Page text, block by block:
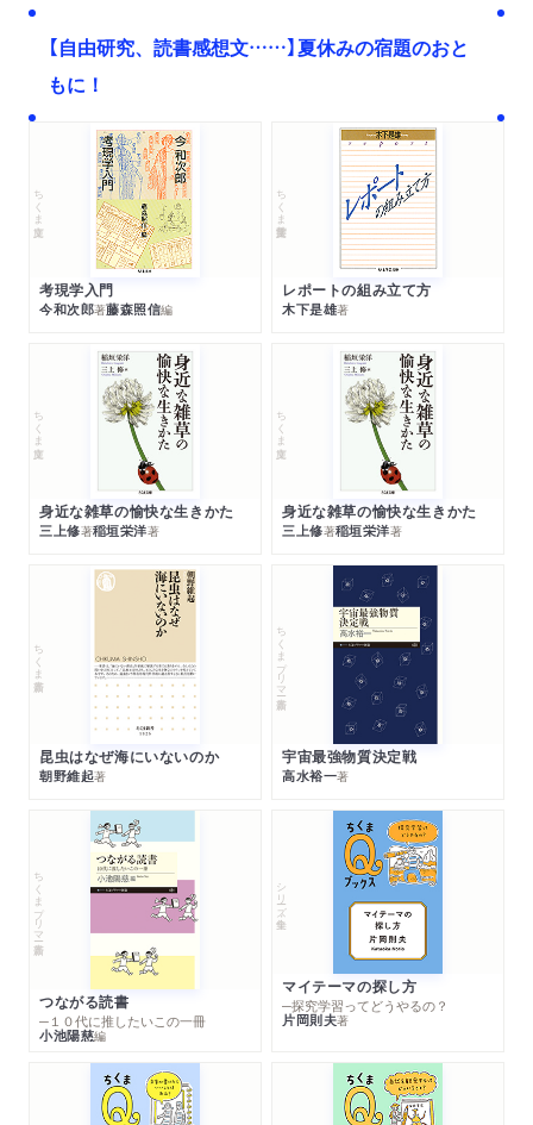
【自由研究、読書感想文……】夏休みの宿題のおと
もに！
ちくま文庫
考現学入門
今和次郎著藤森照信編
ちくま学芸文庫
レポートの組み立て方
木下是雄著
ちくま文庫
身近な雑草の愉快な生きかた
三上修著稲垣栄洋著
ちくま文庫
身近な雑草の愉快な生きかた
三上修著稲垣栄洋著
ちくま新書
昆虫はなぜ海にいないのか
朝野維起著
ちくまプリマー新書
宇宙最強物質決定戦
高水裕一著
ちくまプリマー新書
つながる読書
─１０代に推したいこの一冊
小池陽慈編
シリーズ・全集
マイテーマの探し方
─探究学習ってどうやるの？
片岡則夫著